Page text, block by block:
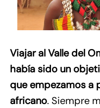
Viajar al Valle del
había sido un
que empezamos a
africano. Siempre